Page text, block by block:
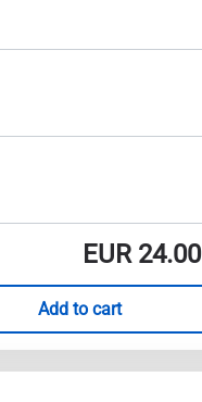
EUR24.00
Add to cart